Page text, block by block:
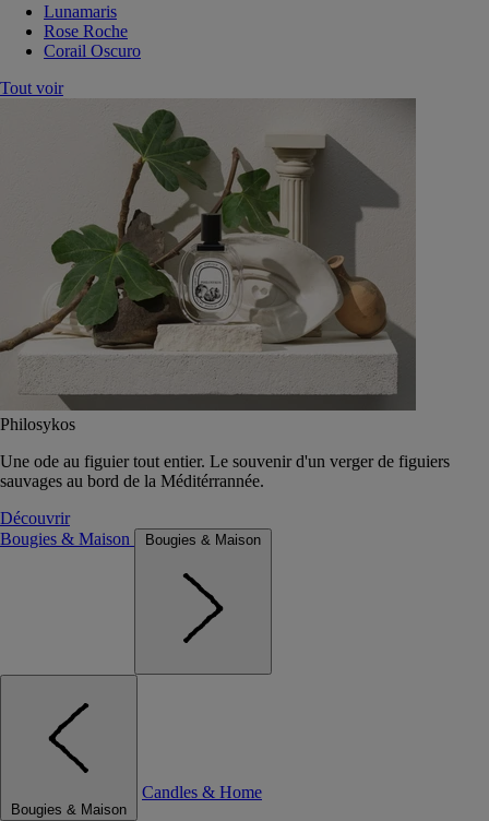
Lunamaris
Rose Roche
Corail Oscuro
Tout voir
Philosykos
Une ode au figuier tout entier. Le souvenir d'un verger de figuiers
sauvages au bord de la Méditérrannée.
Découvrir
Bougies & Maison
Bougies & Maison
Bougies & Maison
Candles & Home